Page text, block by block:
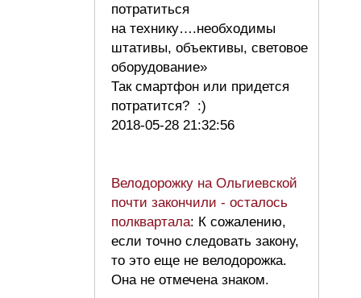
потратиться
на технику….необходимы
штативы, объективы, световое
оборудование»
Так смартфон или придется
потратится? :)
2018-05-28 21:32:56
Велодорожку на Ольгиевской
почти закончили - осталось
полквартала: К сожалению,
если точно следовать закону,
то это еще не велодорожка.
Она не отмечена знаком.